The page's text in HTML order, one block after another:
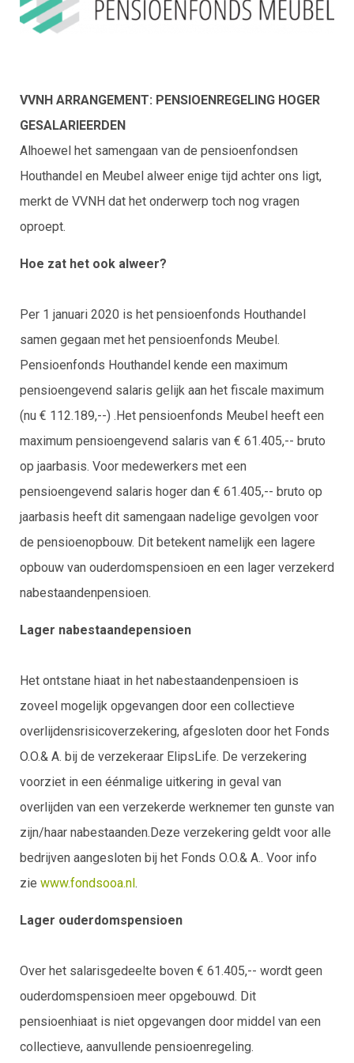
VVNH ARRANGEMENT: PENSIOENREGELING HOGER
GESALARIEERDEN
Alhoewel het samengaan van de pensioenfondsen
Houthandel en Meubel alweer enige tijd achter ons ligt,
merkt de VVNH dat het onderwerp toch nog vragen
oproept.
Hoe zat het ook alweer?
Per 1 januari 2020 is het pensioenfonds Houthandel
samen gegaan met het pensioenfonds Meubel.
Pensioenfonds Houthandel kende een maximum
pensioengevend salaris gelijk aan het fiscale maximum
(nu € 112.189,--) .Het pensioenfonds Meubel heeft een
maximum pensioengevend salaris van € 61.405,-- bruto
op jaarbasis. Voor medewerkers met een
pensioengevend salaris hoger dan € 61.405,-- bruto op
jaarbasis heeft dit samengaan nadelige gevolgen voor
de pensioenopbouw. Dit betekent namelijk een lagere
opbouw van ouderdomspensioen en een lager verzekerd
nabestaandenpensioen.
Lager nabestaandepensioen
Het ontstane hiaat in het nabestaandenpensioen is
zoveel mogelijk opgevangen door een collectieve
overlijdensrisicoverzekering, afgesloten door het Fonds
O.O.& A. bij de verzekeraar ElipsLife. De verzekering
voorziet in een éénmalige uitkering in geval van
overlijden van een verzekerde werknemer ten gunste van
zijn/haar nabestaanden.Deze verzekering geldt voor alle
bedrijven aangesloten bij het Fonds O.O.& A.. Voor info
zie www.fondsooa.nl.
Lager ouderdomspensioen
Over het salarisgedeelte boven € 61.405,-- wordt geen
ouderdomspensioen meer opgebouwd. Dit
pensioenhiaat is niet opgevangen door middel van een
collectieve, aanvullende pensioenregeling.